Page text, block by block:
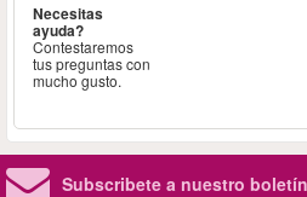
Necesitas
ayuda?
Contestaremos
tus preguntas con
mucho gusto.
Subscribete a nuestro